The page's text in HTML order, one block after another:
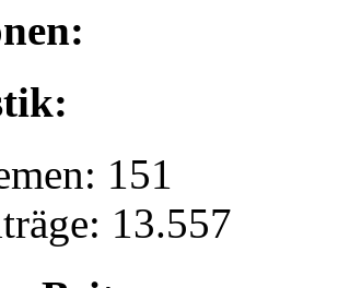
151
13.557